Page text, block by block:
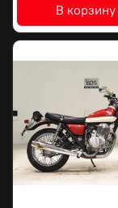
В корзину